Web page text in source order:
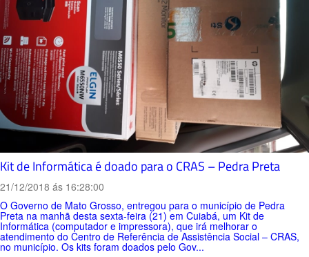
Kit de Informática é doado para o CRAS – Pedra Preta
21/12/2018 ás 16:28:00
O Governo de Mato Grosso, entregou para o município de Pedra
Preta na manhã desta sexta-feira (21) em Cuiabá, um Kit de
Informática (computador e impressora), que irá melhorar o
atendimento do Centro de Referência de Assistência Social – CRAS,
no município. Os kits foram doados pelo Gov...